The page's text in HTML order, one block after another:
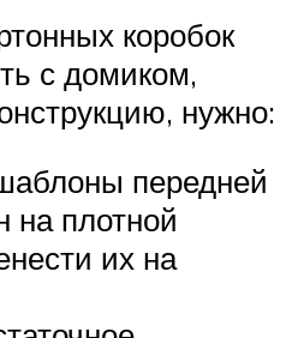
коробок
с домиком,
нужно:
передней
на плотной
их на